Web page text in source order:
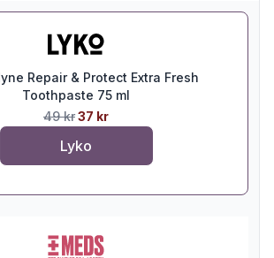
Repair & Protect Extra Fresh
Toothpaste 75 ml
49 kr37 kr
Lyko